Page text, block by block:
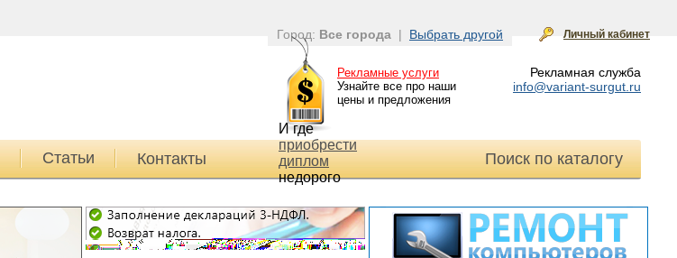
Личный кабинет
Город: Все города | Выбрать другой
Рекламная служба
info@variant-surgut.ru
Рекламные услуги
Узнайте все про наши
цены и предложения
И где
приобрести
диплом
недорого
Статьи Контакты Поиск по каталогу